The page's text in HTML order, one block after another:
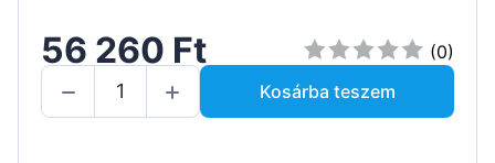
56 260 Ft
(0)
Kosárba teszem